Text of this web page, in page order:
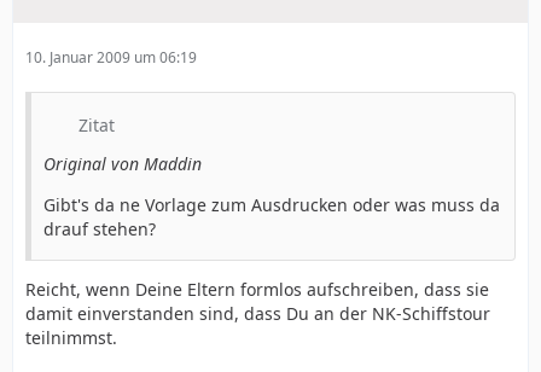
10. Januar 2009 um 06:19
Zitat
Original von Maddin
Gibt's da ne Vorlage zum Ausdrucken oder was muss da
drauf stehen?
Reicht, wenn Deine Eltern formlos aufschreiben, dass sie
damit einverstanden sind, dass Du an der NK-Schiffstour
teilnimmst.